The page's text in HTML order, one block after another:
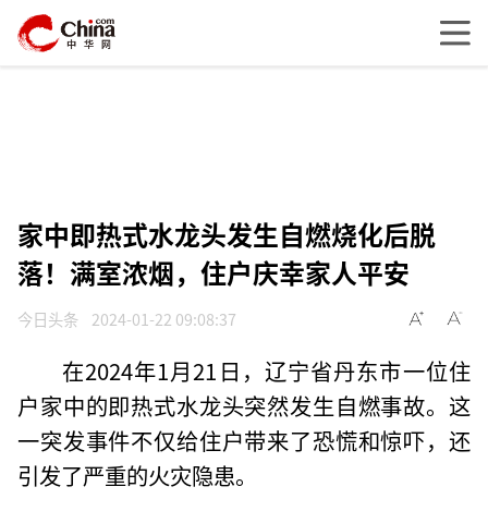
家中即热式水龙头发生自燃烧化后脱
落！满室浓烟，住户庆幸家人平安
今日头条 2024-01-22 09:08:37
在2024年1月21日，辽宁省丹东市一位住
户家中的即热式水龙头突然发生自燃事故。这
一突发事件不仅给住户带来了恐慌和惊吓，还
引发了严重的火灾隐患。